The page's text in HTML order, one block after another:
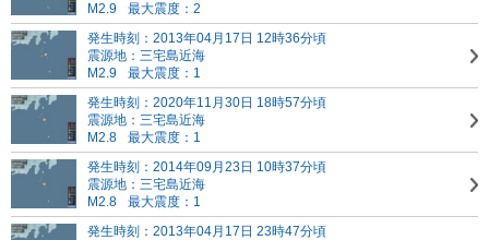
M2.9
最大震度：2
発生時刻：2013年04月17日 12時36分頃
震源地：三宅島近海
M2.9
最大震度：1
発生時刻：2020年11月30日 18時57分頃
震源地：三宅島近海
M2.8
最大震度：1
発生時刻：2014年09月23日 10時37分頃
震源地：三宅島近海
M2.8
最大震度：1
発生時刻：2013年04月17日 23時47分頃